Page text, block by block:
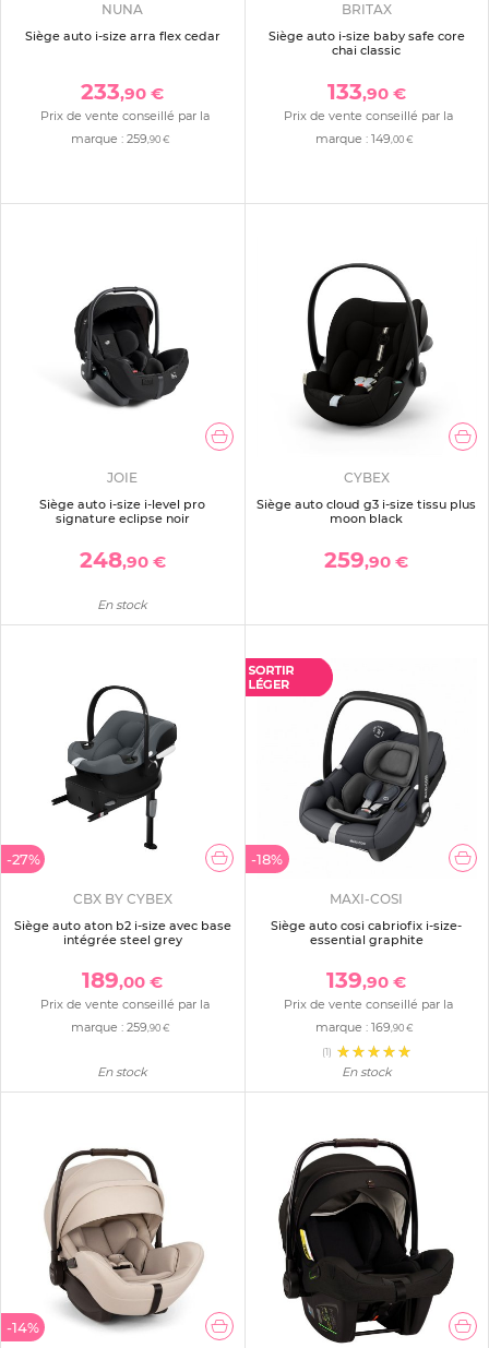
NUNA
Siège auto i-size arra flex cedar
233,90 €
Prix de vente conseillé par la
marque : 259 ,90 €
BRITAX
Siège auto i-size baby safe core
chai classic
133,90 €
Prix de vente conseillé par la
marque : 149 ,00 €
JOIE
Siège auto i-size i-level pro
signature eclipse noir
248,90 €
En stock
CYBEX
Siège auto cloud g3 i-size tissu plus
moon black
259,90 €
-27%
CBX BY CYBEX
Siège auto aton b2 i-size avec base
intégrée steel grey
189,00 €
Prix de vente conseillé par la
marque : 259,90 €
En stock
-18%
MAXI-COSI
Siège auto cosi cabriofix i-size-
essential graphite
139,90 €
Prix de vente conseillé par la
marque : 169,90 €
(1)
En stock
-14%